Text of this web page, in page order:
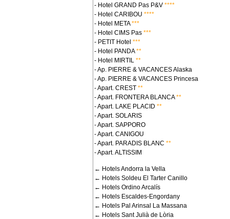
- Hotel GRAND Pas P&V ****
- Hotel CARIBOU ****
- Hotel META***
- Hotel CIMS Pas ***
- PETIT Hotel ***
- Hotel PANDA**
- Hotel MIRTIL **
- Ap. PIERRE & VACANCES Alaska
- Ap. PIERRE & VACANCES Princesa
- Apart. CREST **
- Apart. FRONTERA BLANCA**
- Apart. LAKE PLACID **
- Apart. SOLARIS
- Apart. SAPPORO
- Apart. CANIGOU
- Apart. PARADIS BLANC **
- Apart. ALTISSIM
← Hotels Andorra la Vella
← Hotels Soldeu El Tarter Canillo
← Hotels Ordino Arcalís
← Hotels Escaldes-Engordany
← Hotels Pal Arinsal La Massana
← Hotels Sant Julià de Lòria